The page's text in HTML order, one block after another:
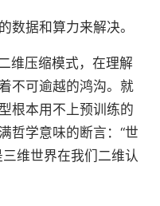
数据和算力来解决。
维压缩模式，在理解
不可逾越的鸿沟。就
根本用不上预训练的
哲学意味的断言：“世
维世界在我们二维认